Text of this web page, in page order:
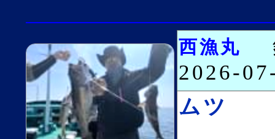
西漁丸
2026-
ムツ